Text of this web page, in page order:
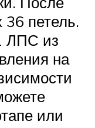
36 петель.
ЛПС из
на
или